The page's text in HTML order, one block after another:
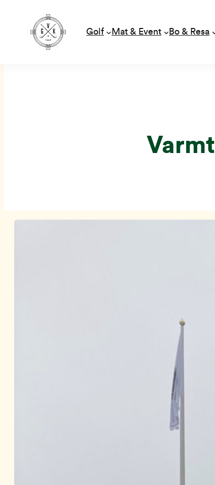
till
Golf Mat & Event Bo & Resa